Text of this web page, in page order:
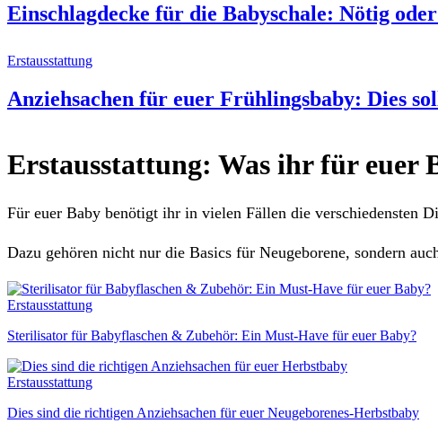
Einschlagdecke für die Babyschale: Nötig
Erstausstattung
Anziehsachen für euer Frühlingsbaby: Dies
Erstausstattung: Was ihr für euer
Für euer Baby benötigt ihr in vielen Fällen die verschiedensten
Dazu gehören nicht nur die Basics für Neugeborene, sondern
Erstausstattung
Sterilisator für Babyflaschen & Zubehör: Ein Must-Have für euer Baby?
Erstausstattung
Dies sind die richtigen Anziehsachen für euer Neugeborenes-Herbstbaby